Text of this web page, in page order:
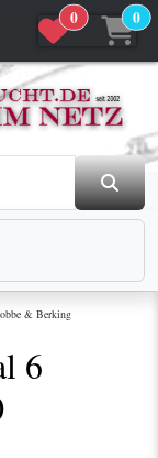
0 0
& Berking
6